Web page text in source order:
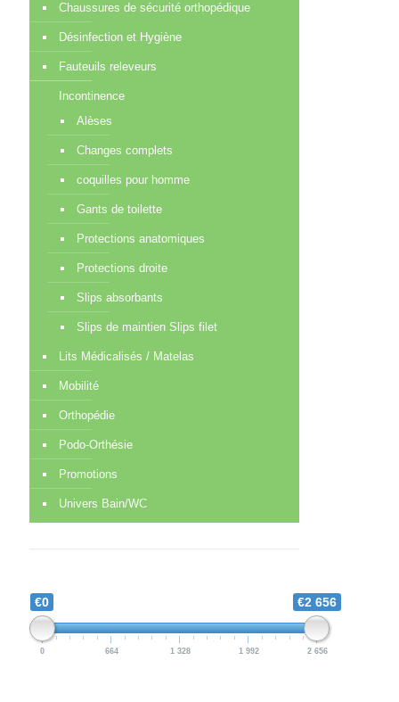
Chaussures de sécurité orthopédique
Désinfection et Hygiène
Fauteuils releveurs
Incontinence
Alèses
Changes complets
coquilles pour homme
Gants de toilette
Protections anatomiques
Protections droite
Slips absorbants
Slips de maintien Slips filet
Lits Médicalisés / Matelas
Mobilité
Orthopédie
Podo-Orthésie
Promotions
Univers Bain/WC
€0 €2 656
0 664 1 328 1 992 2 656